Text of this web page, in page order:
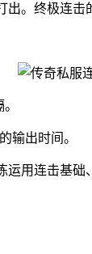
。终极连
输出时间。
用连击基